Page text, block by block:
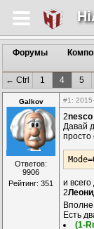
Форумы
← Ctrl 1 4 5
Galkov
Ответов:
9906
Рейтинг: 351
#1 :
2nesco
Давай
просто
Mode=
и
2
Есть
(1-